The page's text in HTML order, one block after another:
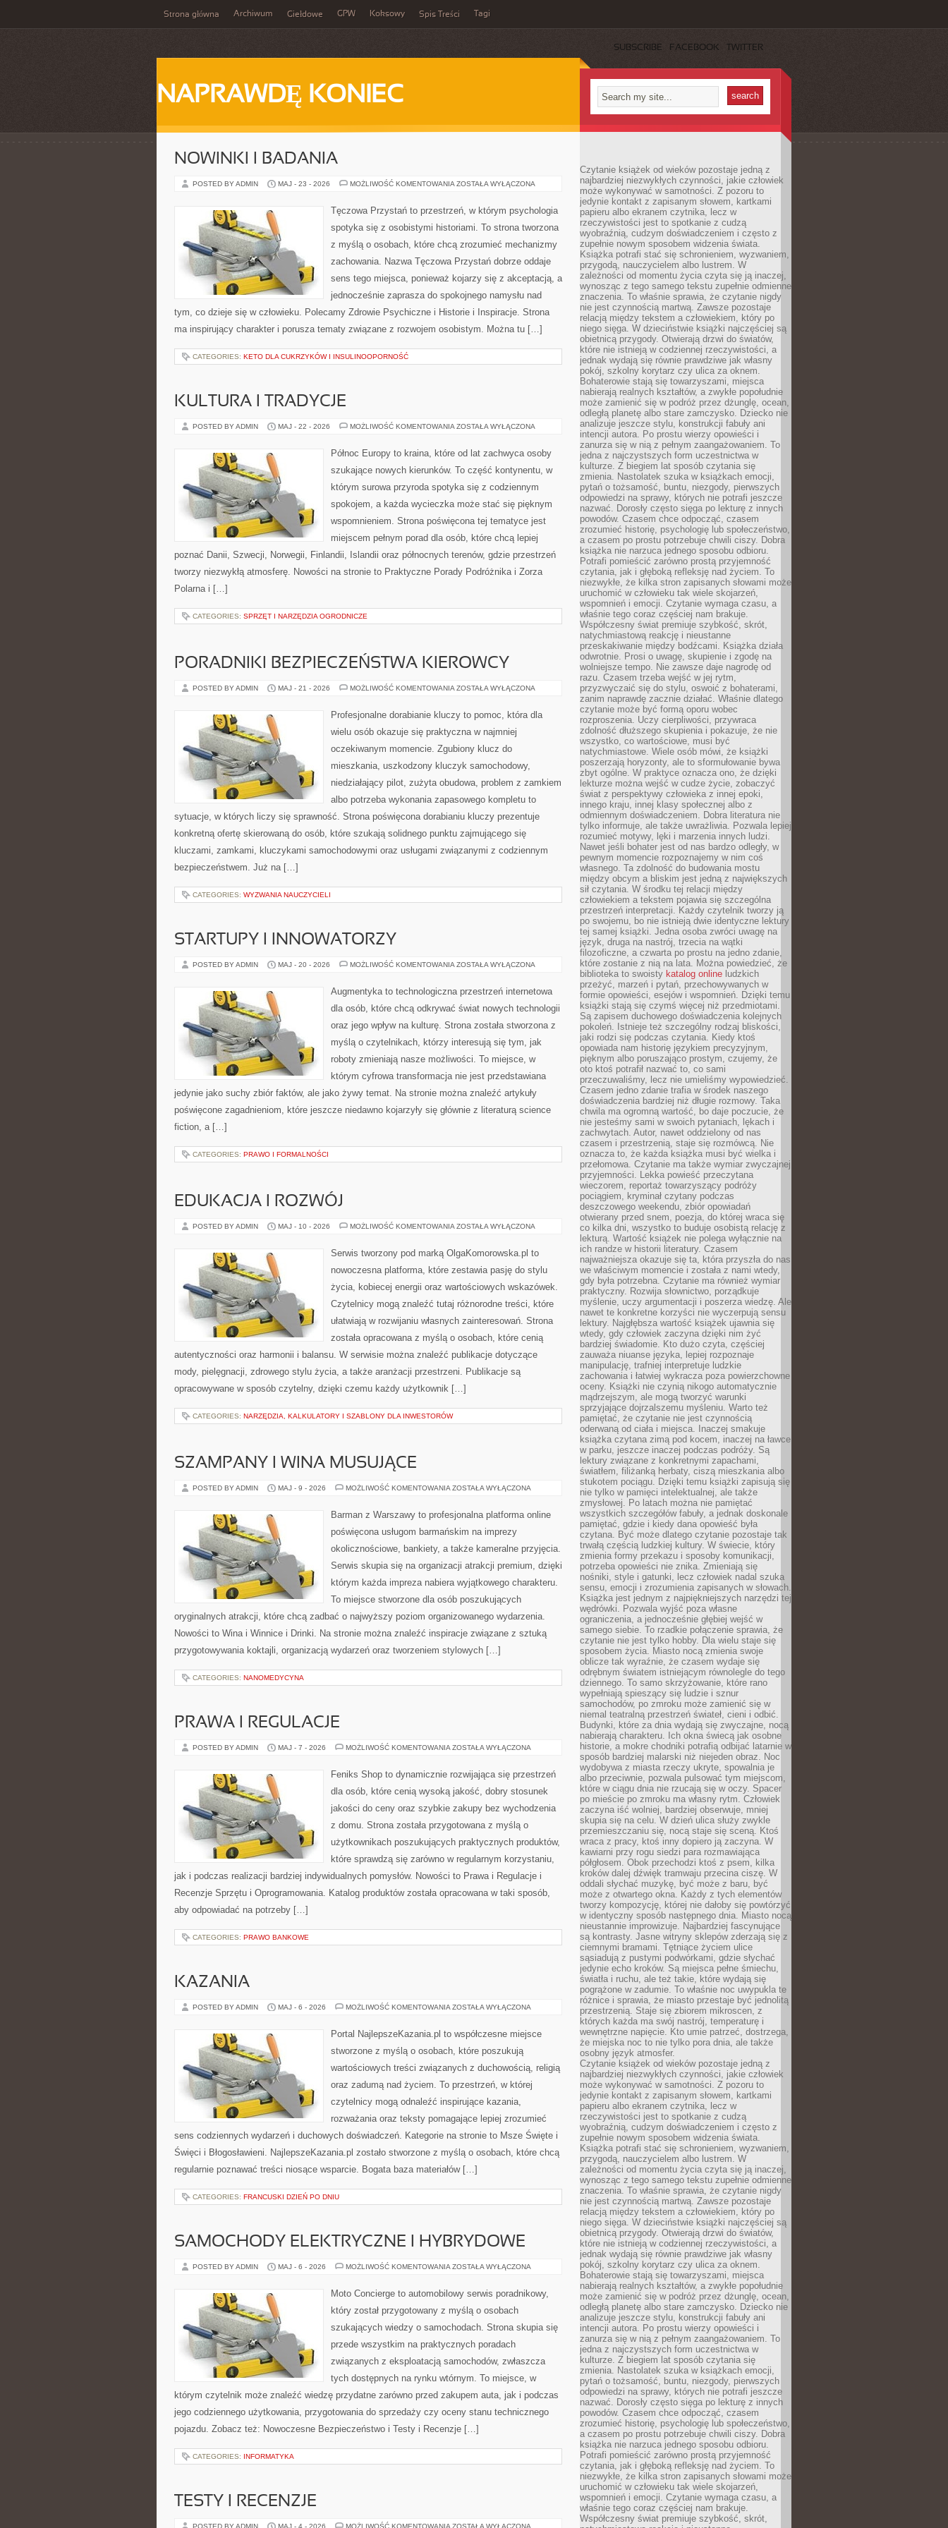
Strona główna Archiwum Giełdowe GPW Koksowy Spis Treści Tagi
SUBSCRIBE FACEBOOK TWITTER
NAPRAWDĘ KONIEC
NOWINKI I BADANIA
POSTED BY ADMIN MAJ - 23 - 2026 MOŻLIWOŚĆ KOMENTOWANIA NOWINKI
ZOSTAŁA WYŁĄCZONA
Tęczowa Przystań to przestrzeń, w którym psychologia
spotyka się z osobistymi historiami. To strona tworzona
z myślą o osobach, które chcą zrozumieć mechanizmy
zachowania. Nazwa Tęczowa Przystań dobrze oddaje
sens tego miejsca, ponieważ kojarzy się z akceptacją, a
jednocześnie zaprasza do spokojnego namysłu nad
tym, co dzieje się w człowieku. Polecamy Zdrowie Psychiczne i Historie i Inspiracje. Strona
ma inspirujący charakter i porusza tematy związane z rozwojem osobistym. Można tu […]
CATEGORIES: KETO DLA CUKRZYKÓW I INSULINOOPORNOŚĆ
KULTURA I TRADYCJE
POSTED BY ADMIN MAJ - 22 - 2026 MOŻLIWOŚĆ KOMENTOWANIA KULTURA
ZOSTAŁA WYŁĄCZONA
Północ Europy to kraina, które od lat zachwyca osoby
szukające nowych kierunków. To część kontynentu, w
którym surowa przyroda spotyka się z codziennym
spokojem, a każda wycieczka może stać się pięknym
wspomnieniem. Strona poświęcona tej tematyce jest
miejscem pełnym porad dla osób, które chcą lepiej
poznać Danii, Szwecji, Norwegii, Finlandii, Islandii oraz północnych terenów, gdzie przestrzeń
tworzy niezwykłą atmosferę. Nowości na stronie to Praktyczne Porady Podróżnika i Zorza
Polarna i […]
CATEGORIES: SPRZĘT I NARZĘDZIA OGRODNICZE
PORADNIKI BEZPIECZEŃSTWA KIEROWCY
POSTED BY ADMIN MAJ - 21 - 2026 MOŻLIWOŚĆ KOMENTOWANIA PORADNIKI
ZOSTAŁA WYŁĄCZONA
Profesjonalne dorabianie kluczy to pomoc, która dla
wielu osób okazuje się praktyczna w najmniej
oczekiwanym momencie. Zgubiony klucz do
mieszkania, uszkodzony kluczyk samochodowy,
niedziałający pilot, zużyta obudowa, problem z zamkiem
albo potrzeba wykonania zapasowego kompletu to
sytuacje, w których liczy się sprawność. Strona poświęcona dorabianiu kluczy prezentuje
konkretną ofertę skierowaną do osób, które szukają solidnego punktu zajmującego się
kluczami, zamkami, kluczykami samochodowymi oraz usługami związanymi z codziennym
bezpieczeństwem. Już na […]
CATEGORIES: WYZWANIA NAUCZYCIELI
STARTUPY I INNOWATORZY
POSTED BY ADMIN MAJ - 20 - 2026 MOŻLIWOŚĆ KOMENTOWANIA STARTUPY
ZOSTAŁA WYŁĄCZONA
Augmentyka to technologiczna przestrzeń internetowa
dla osób, które chcą odkrywać świat nowych technologii
oraz jego wpływ na kulturę. Strona została stworzona z
myślą o czytelnikach, którzy interesują się tym, jak
roboty zmieniają nasze możliwości. To miejsce, w
którym cyfrowa transformacja nie jest przedstawiana
jedynie jako suchy zbiór faktów, ale jako żywy temat. Na stronie można znaleźć artykuły
poświęcone zagadnieniom, które jeszcze niedawno kojarzyły się głównie z literaturą science
fiction, a […]
CATEGORIES: PRAWO I FORMALNOŚCI
EDUKACJA I ROZWÓJ
POSTED BY ADMIN MAJ - 10 - 2026 MOŻLIWOŚĆ KOMENTOWANIA EDUKACJA
ZOSTAŁA WYŁĄCZONA
Serwis tworzony pod marką OlgaKomorowska.pl to
nowoczesna platforma, które zestawia pasję do stylu
życia, kobiecej energii oraz wartościowych wskazówek.
Czytelnicy mogą znaleźć tutaj różnorodne treści, które
ułatwiają w rozwijaniu własnych zainteresowań. Strona
została opracowana z myślą o osobach, które cenią
autentyczności oraz harmonii i balansu. W serwisie można znaleźć publikacje dotyczące
mody, pielęgnacji, zdrowego stylu życia, a także aranżacji przestrzeni. Publikacje są
opracowywane w sposób czytelny, dzięki czemu każdy użytkownik […]
CATEGORIES: NARZĘDZIA, KALKULATORY I SZABLONY DLA INWESTORÓW
SZAMPANY I WINA MUSUJĄCE
POSTED BY ADMIN MAJ - 9 - 2026 MOŻLIWOŚĆ KOMENTOWANIA SZAMPANY
MUSUJĄCE
ZOSTAŁA WYŁĄCZONA
Barman z Warszawy to profesjonalna platforma online
poświęcona usługom barmańskim na imprezy
okolicznościowe, bankiety, a także kameralne przyjęcia.
Serwis skupia się na organizacji atrakcji premium, dzięki
którym każda impreza nabiera wyjątkowego charakteru.
To miejsce stworzone dla osób poszukujących
oryginalnych atrakcji, które chcą zadbać o najwyższy poziom organizowanego wydarzenia.
Nowości to Wina i Winnice i Drinki. Na stronie można znaleźć inspiracje związane z sztuką
przygotowywania koktajli, organizacją wydarzeń oraz tworzeniem stylowych […]
CATEGORIES: NANOMEDYCYNA
PRAWA I REGULACJE
POSTED BY ADMIN MAJ - 7 - 2026 MOŻLIWOŚĆ KOMENTOWANIA PRAWA
ZOSTAŁA WYŁĄCZONA
Feniks Shop to dynamicznie rozwijająca się przestrzeń
dla osób, które cenią wysoką jakość, dobry stosunek
jakości do ceny oraz szybkie zakupy bez wychodzenia
z domu. Strona została przygotowana z myślą o
użytkownikach poszukujących praktycznych produktów,
które sprawdzą się zarówno w regularnym korzystaniu,
jak i podczas realizacji bardziej indywidualnych pomysłów. Nowości to Prawa i Regulacje i
Recenzje Sprzętu i Oprogramowania. Katalog produktów została opracowana w taki sposób,
aby odpowiadać na potrzeby […]
CATEGORIES: PRAWO BANKOWE
KAZANIA
POSTED BY ADMIN MAJ - 6 - 2026 MOŻLIWOŚĆ KOMENTOWANIA KAZANIA
ZOSTAŁA WYŁĄCZONA
Portal NajlepszeKazania.pl to współczesne miejsce
stworzone z myślą o osobach, które poszukują
wartościowych treści związanych z duchowością, religią
oraz zadumą nad życiem. To przestrzeń, w której
czytelnicy mogą odnaleźć inspirujące kazania,
rozważania oraz teksty pomagające lepiej zrozumieć
sens codziennych wydarzeń i duchowych doświadczeń. Kategorie na stronie to Msze Święte i
Święci i Błogosławieni. NajlepszeKazania.pl zostało stworzone z myślą o osobach, które chcą
regularnie poznawać treści niosące wsparcie. Bogata baza materiałów […]
CATEGORIES: FRANCUSKI DZIEŃ PO DNIU
SAMOCHODY ELEKTRYCZNE I HYBRYDOWE
POSTED BY ADMIN MAJ - 6 - 2026 MOŻLIWOŚĆ KOMENTOWANIA SAMOCHODY
HYBRYDOWE
ZOSTAŁA WYŁĄCZONA
Moto Concierge to automobilowy serwis poradnikowy,
który został przygotowany z myślą o osobach
szukających wiedzy o samochodach. Strona skupia się
przede wszystkim na praktycznych poradach
związanych z eksploatacją samochodów, zwłaszcza
tych dostępnych na rynku wtórnym. To miejsce, w
którym czytelnik może znaleźć wiedzę przydatne zarówno przed zakupem auta, jak i podczas
jego codziennego użytkowania, przygotowania do sprzedaży czy oceny stanu technicznego
pojazdu. Zobacz też: Nowoczesne Bezpieczeństwo i Testy i Recenzje […]
CATEGORIES: INFORMATYKA
TESTY I RECENZJE
POSTED BY ADMIN MAJ - 4 - 2026 MOŻLIWOŚĆ KOMENTOWANIA TESTY
ZOSTAŁA WYŁĄCZONA
Czytanie książek od wieków pozostaje jedną z
najbardziej niezwykłych czynności, jakie człowiek
może wykonywać w samotności. Z pozoru to
jedynie kontakt z zapisanym słowem, kartkami
papieru albo ekranem czytnika, lecz w
rzeczywistości jest to spotkanie z cudzą
wyobraźnią, cudzym doświadczeniem i często z
zupełnie nowym sposobem widzenia świata.
Książka potrafi stać się schronieniem, wyzwaniem,
przygodą, nauczycielem albo lustrem. W
zależności od momentu życia czyta się ją inaczej,
wynosząc z tego samego tekstu zupełnie odmienne
znaczenia. To właśnie sprawia, że czytanie nigdy
nie jest czynnością martwą. Zawsze pozostaje
relacją między tekstem a człowiekiem, który po
niego sięga. W dzieciństwie książki najczęściej są
obietnicą przygody. Otwierają drzwi do światów,
które nie istnieją w codziennej rzeczywistości, a
jednak wydają się równie prawdziwe jak własny
pokój, szkolny korytarz czy ulica za oknem.
Bohaterowie stają się towarzyszami, miejsca
nabierają realnych kształtów, a zwykłe popołudnie
może zamienić się w podróż przez dżunglę, ocean,
odległą planetę albo stare zamczysko. Dziecko nie
analizuje jeszcze stylu, konstrukcji fabuły ani
intencji autora. Po prostu wierzy opowieści i
zanurza się w nią z pełnym zaangażowaniem. To
jedna z najczystszych form uczestnictwa w
kulturze. Z biegiem lat sposób czytania się
zmienia. Nastolatek szuka w książkach emocji,
pytań o tożsamość, buntu, niezgody, pierwszych
odpowiedzi na sprawy, których nie potrafi jeszcze
nazwać. Dorosły często sięga po lekturę z innych
powodów. Czasem chce odpocząć, czasem
zrozumieć historię, psychologię lub społeczeństwo,
a czasem po prostu potrzebuje chwili ciszy. Dobra
książka nie narzuca jednego sposobu odbioru.
Potrafi pomieścić zarówno prostą przyjemność
czytania, jak i głęboką refleksję nad życiem. To
niezwykłe, że kilka stron zapisanych słowami może
uruchomić w człowieku tak wiele skojarzeń,
wspomnień i emocji. Czytanie wymaga czasu, a
właśnie tego coraz częściej nam brakuje.
Współczesny świat premiuje szybkość, skrót,
natychmiastową reakcję i nieustanne
przeskakiwanie między bodźcami. Książka działa
odwrotnie. Prosi o uwagę, skupienie i zgodę na
wolniejsze tempo. Nie zawsze daje nagrodę od
razu. Czasem trzeba wejść w jej rytm,
przyzwyczaić się do stylu, oswoić z bohaterami,
zanim naprawdę zacznie działać. Właśnie dlatego
czytanie może być formą oporu wobec
rozproszenia. Uczy cierpliwości, przywraca
zdolność dłuższego skupienia i pokazuje, że nie
wszystko, co wartościowe, musi być
natychmiastowe. Wiele osób mówi, że książki
poszerzają horyzonty, ale to sformułowanie bywa
zbyt ogólne. W praktyce oznacza ono, że dzięki
lekturze można wejść w cudze życie, zobaczyć
świat z perspektywy człowieka z innej epoki,
innego kraju, innej klasy społecznej albo z
odmiennym doświadczeniem. Dobra literatura nie
tylko informuje, ale także uwrażliwia. Pozwala lepiej
rozumieć motywy, lęki i marzenia innych ludzi.
Nawet jeśli bohater jest od nas bardzo odległy, w
pewnym momencie rozpoznajemy w nim coś
własnego. Ta zdolność do budowania mostu
między obcym a bliskim jest jedną z największych
sił czytania. W środku tej relacji między
człowiekiem a tekstem pojawia się szczególna
przestrzeń interpretacji. Każdy czytelnik tworzy ją
po swojemu, bo nie istnieją dwie identyczne lektury
tej samej książki. Jedna osoba zwróci uwagę na
język, druga na nastrój, trzecia na wątki
filozoficzne, a czwarta po prostu na jedno zdanie,
które zostanie z nią na lata. Można powiedzieć, że
biblioteka to swoisty katalog online ludzkich
przeżyć, marzeń i pytań, przechowywanych w
formie opowieści, esejów i wspomnień. Dzięki temu
książki stają się czymś więcej niż przedmiotami.
Są zapisem duchowego doświadczenia kolejnych
pokoleń. Istnieje też szczególny rodzaj bliskości,
jaki rodzi się podczas czytania. Kiedy ktoś
opowiada nam historię językiem precyzyjnym,
pięknym albo poruszająco prostym, czujemy, że
oto ktoś potrafił nazwać to, co sami
przeczuwaliśmy, lecz nie umieliśmy wypowiedzieć.
Czasem jedno zdanie trafia w środek naszego
doświadczenia bardziej niż długie rozmowy. Taka
chwila ma ogromną wartość, bo daje poczucie, że
nie jesteśmy sami w swoich pytaniach, lękach i
zachwytach. Autor, nawet oddzielony od nas
czasem i przestrzenią, staje się rozmówcą. Nie
oznacza to, że każda książka musi być wielka i
przełomowa. Czytanie ma także wymiar zwyczajnej
przyjemności. Lekka powieść przeczytana
wieczorem, reportaż towarzyszący podróży
pociągiem, kryminał czytany podczas
deszczowego weekendu, zbiór opowiadań
otwierany przed snem, poezja, do której wraca się
co kilka dni, wszystko to buduje osobistą relację z
lekturą. Wartość książek nie polega wyłącznie na
ich randze w historii literatury. Czasem
najważniejsza okazuje się ta, która przyszła do nas
we właściwym momencie i została z nami wtedy,
gdy była potrzebna. Czytanie ma również wymiar
praktyczny. Rozwija słownictwo, porządkuje
myślenie, uczy argumentacji i poszerza wiedzę. Ale
nawet te konkretne korzyści nie wyczerpują sensu
lektury. Najgłębsza wartość książek ujawnia się
wtedy, gdy człowiek zaczyna dzięki nim żyć
bardziej świadomie. Kto dużo czyta, częściej
zauważa niuanse języka, lepiej rozpoznaje
manipulację, trafniej interpretuje ludzkie
zachowania i łatwiej wykracza poza powierzchowne
oceny. Książki nie czynią nikogo automatycznie
mądrzejszym, ale mogą tworzyć warunki
sprzyjające dojrzalszemu myśleniu. Warto też
pamiętać, że czytanie nie jest czynnością
oderwaną od ciała i miejsca. Inaczej smakuje
książka czytana zimą pod kocem, inaczej na ławce
w parku, jeszcze inaczej podczas podróży. Są
lektury związane z konkretnymi zapachami,
światłem, filiżanką herbaty, ciszą mieszkania albo
stukotem pociągu. Dzięki temu książki zapisują się
nie tylko w pamięci intelektualnej, ale także
zmysłowej. Po latach można nie pamiętać
wszystkich szczegółów fabuły, a jednak doskonale
pamiętać, gdzie i kiedy dana opowieść była
czytana. Być może dlatego czytanie pozostaje tak
trwałą częścią ludzkiej kultury. W świecie, który
zmienia formy przekazu i sposoby komunikacji,
potrzeba opowieści nie znika. Zmieniają się
nośniki, style i gatunki, lecz człowiek nadal szuka
sensu, emocji i zrozumienia zapisanych w słowach.
Książka jest jednym z najpiękniejszych narzędzi tej
wędrówki. Pozwala wyjść poza własne
ograniczenia, a jednocześnie głębiej wejść w
samego siebie. To rzadkie połączenie sprawia, że
czytanie nie jest tylko hobby. Dla wielu staje się
sposobem życia. Miasto nocą zmienia swoje
oblicze tak wyraźnie, że czasem wydaje się
odrębnym światem istniejącym równolegle do tego
dziennego. To samo skrzyżowanie, które rano
wypełniają spieszący się ludzie i sznur
samochodów, po zmroku może zamienić się w
niemal teatralną przestrzeń świateł, cieni i odbić.
Budynki, które za dnia wydają się zwyczajne, nocą
nabierają charakteru. Ich okna świecą jak osobne
historie, a mokre chodniki potrafią odbijać latarnie w
sposób bardziej malarski niż niejeden obraz. Noc
wydobywa z miasta rzeczy ukryte, spowalnia je
albo przeciwnie, pozwala pulsować tym miejscom,
które w ciągu dnia nie rzucają się w oczy. Spacer
po mieście po zmroku ma własny rytm. Człowiek
zaczyna iść wolniej, bardziej obserwuje, mniej
skupia się na celu. W dzień ulica służy zwykle
przemieszczaniu się, nocą staje się sceną. Ktoś
wraca z pracy, ktoś inny dopiero ją zaczyna. W
kawiarni przy rogu siedzi para rozmawiająca
półgłosem. Obok przechodzi ktoś z psem, kilka
kroków dalej dźwięk tramwaju przecina ciszę. W
oddali słychać muzykę, być może z baru, być
może z otwartego okna. Każdy z tych elementów
tworzy kompozycję, której nie dałoby się powtórzyć
w identyczny sposób następnego dnia. Miasto nocą
nieustannie improwizuje. Najbardziej fascynujące
są kontrasty. Jasne witryny sklepów zderzają się z
ciemnymi bramami. Tętniące życiem ulice
sąsiadują z pustymi podwórkami, gdzie słychać
jedynie echo kroków. Są miejsca pełne śmiechu,
światła i ruchu, ale też takie, które wydają się
pogrążone w zadumie. To właśnie noc uwypukla te
różnice i sprawia, że miasto przestaje być jednolitą
przestrzenią. Staje się zbiorem mikroscen, z
których każda ma swój nastrój, temperaturę i
wewnętrzne napięcie. Kto umie patrzeć, dostrzega,
że miejska noc to nie tylko pora dnia, ale także
osobny język atmosfer.
Czytanie książek od wieków pozostaje jedną z
najbardziej niezwykłych czynności, jakie człowiek
może wykonywać w samotności. Z pozoru to
jedynie kontakt z zapisanym słowem, kartkami
papieru albo ekranem czytnika, lecz w
rzeczywistości jest to spotkanie z cudzą
wyobraźnią, cudzym doświadczeniem i często z
zupełnie nowym sposobem widzenia świata.
Książka potrafi stać się schronieniem, wyzwaniem,
przygodą, nauczycielem albo lustrem. W
zależności od momentu życia czyta się ją inaczej,
wynosząc z tego samego tekstu zupełnie odmienne
znaczenia. To właśnie sprawia, że czytanie nigdy
nie jest czynnością martwą. Zawsze pozostaje
relacją między tekstem a człowiekiem, który po
niego sięga. W dzieciństwie książki najczęściej są
obietnicą przygody. Otwierają drzwi do światów,
które nie istnieją w codziennej rzeczywistości, a
jednak wydają się równie prawdziwe jak własny
pokój, szkolny korytarz czy ulica za oknem.
Bohaterowie stają się towarzyszami, miejsca
nabierają realnych kształtów, a zwykłe popołudnie
może zamienić się w podróż przez dżunglę, ocean,
odległą planetę albo stare zamczysko. Dziecko nie
analizuje jeszcze stylu, konstrukcji fabuły ani
intencji autora. Po prostu wierzy opowieści i
zanurza się w nią z pełnym zaangażowaniem. To
jedna z najczystszych form uczestnictwa w
kulturze. Z biegiem lat sposób czytania się
zmienia. Nastolatek szuka w książkach emocji,
pytań o tożsamość, buntu, niezgody, pierwszych
odpowiedzi na sprawy, których nie potrafi jeszcze
nazwać. Dorosły często sięga po lekturę z innych
powodów. Czasem chce odpocząć, czasem
zrozumieć historię, psychologię lub społeczeństwo,
a czasem po prostu potrzebuje chwili ciszy. Dobra
książka nie narzuca jednego sposobu odbioru.
Potrafi pomieścić zarówno prostą przyjemność
czytania, jak i głęboką refleksję nad życiem. To
niezwykłe, że kilka stron zapisanych słowami może
uruchomić w człowieku tak wiele skojarzeń,
wspomnień i emocji. Czytanie wymaga czasu, a
właśnie tego coraz częściej nam brakuje.
Współczesny świat premiuje szybkość, skrót,